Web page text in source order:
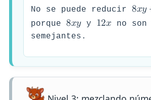
No se puede reducir 8𝑥𝑦
porque 8𝑥𝑦y 12𝑥 no son
semejantes.